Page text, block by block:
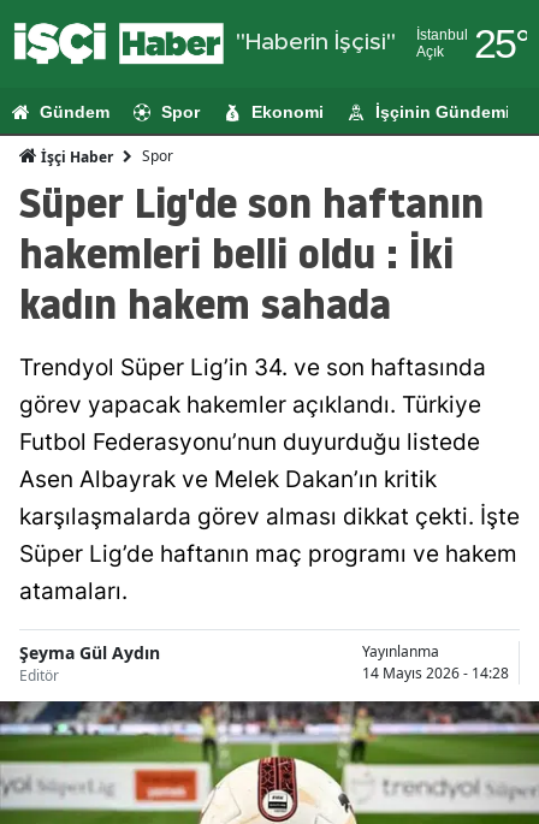
"Haberin İşçisi"
İstanbul
Açık
25°
Adıyaman
Ağrı
Amasya
Antalya
Artvin
Balıkesir
Bilecik
Bitlis
Bolu
Burdur
Bursa
Gündem Spor Ekonomi İşçinin Gündemi
İşçi Haber Spor
Süper Lig'de son haftanın
hakemleri belli oldu : İki
kadın hakem sahada
Trendyol Süper Lig’in 34. ve son haftasında
görev yapacak hakemler açıklandı. Türkiye
Futbol Federasyonu’nun duyurduğu listede
Asen Albayrak ve Melek Dakan’ın kritik
karşılaşmalarda görev alması dikkat çekti. İşte
Süper Lig’de haftanın maç programı ve hakem
atamaları.
Şeyma Gül Aydın
Editör
Yayınlanma
14 Mayıs 2026 - 14:28